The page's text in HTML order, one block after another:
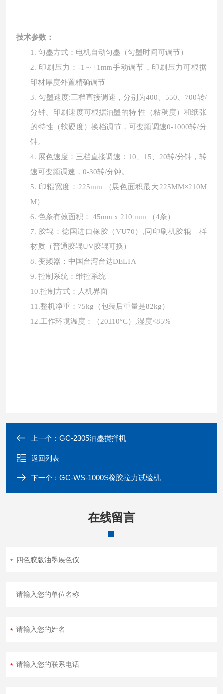
技术参数：
1.匀墨方式：电机自动匀墨（匀墨时间可调节）
2. 印刷压力： -1 ～ +1mm手动调节，印刷压力可根据
印材厚度外置精确调节
3. 匀墨速度:三档直接调速，分别为400 550 700转/
分钟。印刷速度可根据油墨的特性（粘稠度）和纸张
的特性（软硬度）换档调节，可变频调速0-1000转/分
钟。
4. 展色速度：三档直接调速： 10 15 20转/分钟，转
速可变频调速，0-30转/分钟。
5. 印辊宽度： 225mm （展色面积最大225MM×210M
M）
6.色条有效面积： 45mm x 210 mm （4条）
7. 胶辊：德国进口橡胶（VU70） , 同印刷机胶辊一样
材质（普通胶辊UV胶辊可换）
8.变频器：中国台湾台达DELTA
9.控制系统：维控系统
10.控制方式：人机界面
11.整机净重： 75kg （包装后重量是82kg）
12.工作环境温度：（20±10°C） ,湿度<85%
上一个：GC-2305油墨搅拌机
返回列表
下一个：GC-WS-1000S橡胶拉力试验机
在线留言